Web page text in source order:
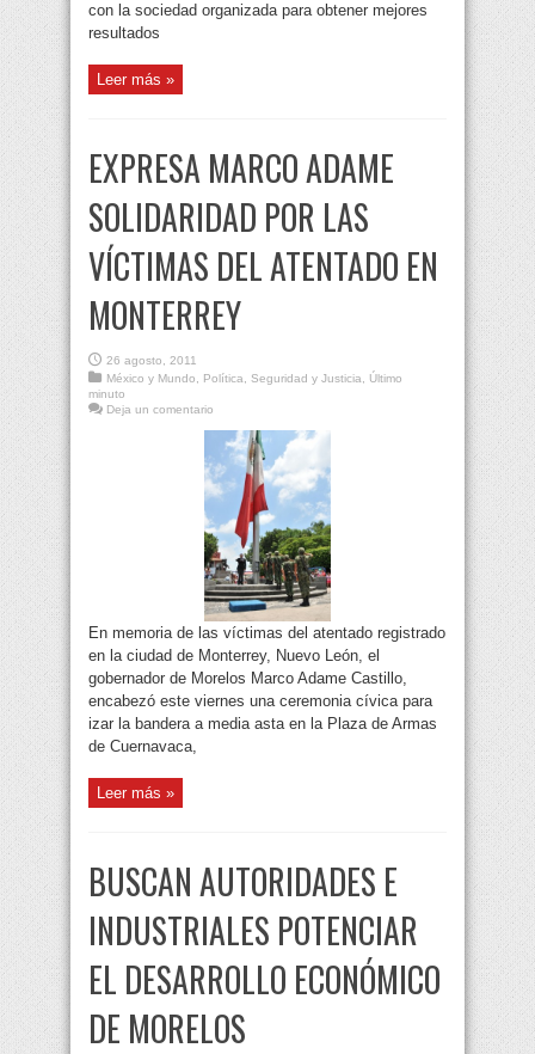
con la sociedad organizada para obtener mejores
resultados
Leer más »
EXPRESA MARCO ADAME
SOLIDARIDAD POR LAS
VÍCTIMAS DEL ATENTADO EN
MONTERREY
26 agosto, 2011
México y Mundo
Política Seguridad y Justicia
Último
minuto
Deja un comentario
En memoria de las víctimas del atentado registrado
en la ciudad de Monterrey, Nuevo León, el
gobernador de Morelos Marco Adame Castillo,
encabezó este viernes una ceremonia cívica para
izar la bandera a media asta en la Plaza de Armas
de Cuernavaca,
Leer más »
BUSCAN AUTORIDADES E
INDUSTRIALES POTENCIAR
EL DESARROLLO ECONÓMICO
DE MORELOS